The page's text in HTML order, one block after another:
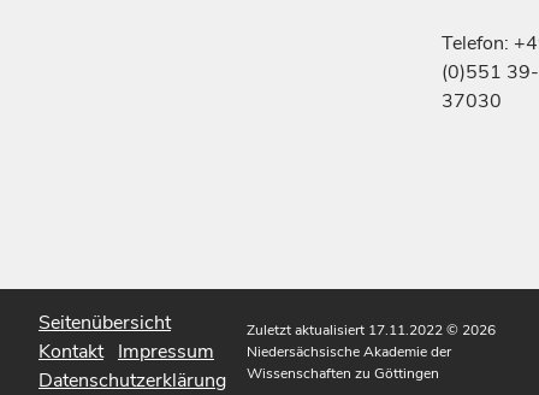
Telefon:
(0)551 39-
37030
Seitenübersicht
Kontakt Impressum
Datenschutzerklärung
Zuletzt aktualisiert 17.11.2022© 2026
Niedersächsische Akademie der
Wissenschaften zu Göttingen